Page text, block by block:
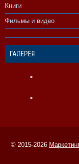
Книги
Фильмы и видео
ГАЛЕРЕЯ
© 2015-2026